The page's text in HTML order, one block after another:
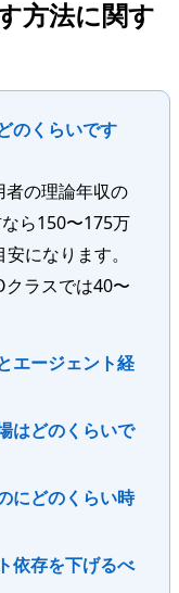
方法に関す
のくらいです
者の理論年収の
ら150〜175万
になります。
ラスでは40〜
エージェント経
はどのくらいで
にどのくらい時
依存を下げるべ